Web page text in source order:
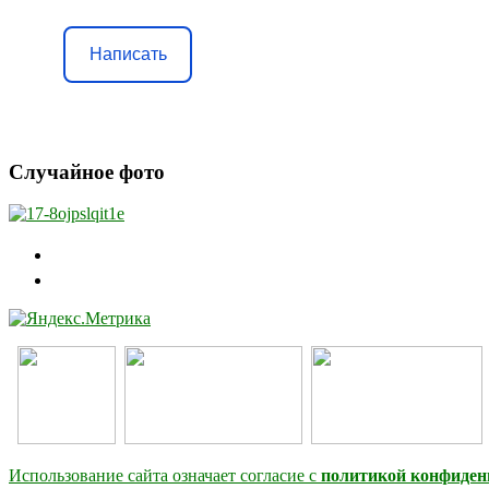
Написать
Случайное фото
Использование сайта означает согласие с политикой